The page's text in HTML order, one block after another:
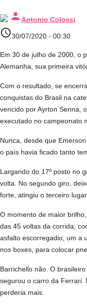
person Antonio Colossi
access_time30/07/2020 - 00:30
Em 30 de julho de 2000, o
Alemanha, sua primeira
Com o resultado, se
conquistas do Brasil na
vencido por Ayrton Senna,
executado no campeonato
Nunca, desde que
o país havia ficado tanto
Largando do 17º posto no
volta. No segundo giro,
forte, atingiu o terceiro lugar
O momento de maior
das 45 voltas da corrida,
asfalto escorregadio, um a
nos boxes, para colocar
Barrichello não. O
segurou o carro da Ferrari.
perderia mais.